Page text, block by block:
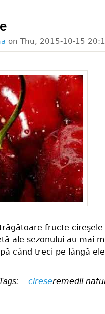
on Thu, 2015-10-15
fructe
ale sezonului au mai
când treci pe lângă
cireseremedii